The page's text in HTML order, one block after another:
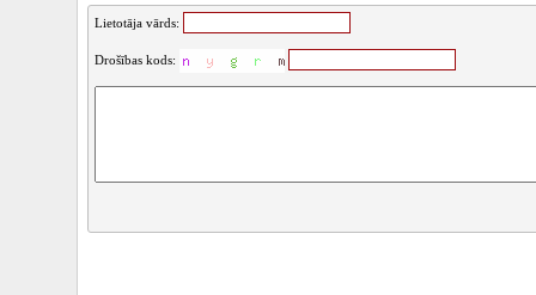
Lietotāja vārds:
Drošības kods: